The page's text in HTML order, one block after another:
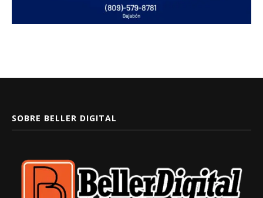
SOBRE BELLER DIGITAL